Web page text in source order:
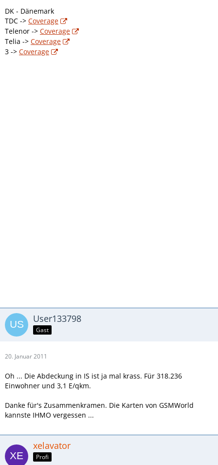
DK - Dänemark
TDC -> Coverage
Telenor -> Coverage
Telia -> Coverage
3 -> Coverage
User133798
Gast
20. Januar 2011
Oh ... Die Abdeckung in IS ist ja mal krass. Für 318.236
Einwohner und 3,1 E/qkm.
Danke für's Zusammenkramen. Die Karten von GSMWorld
kannste IHMO vergessen ...
xelavator
Profi